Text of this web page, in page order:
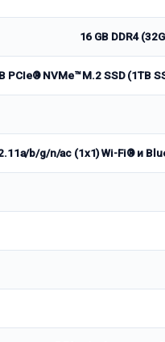
16 GB DDR4
PCIe® NVMe™ M.2 SSD (1TB
b/g/n/ac (1x1) Wi-Fi® и